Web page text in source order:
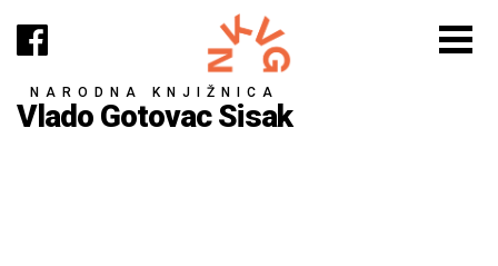
NARODNA KNJIŽNICA
Vlado Gotovac Sisak